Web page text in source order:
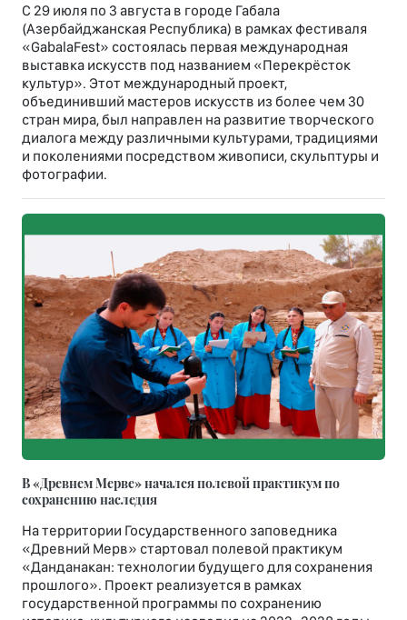
С 29 июля по 3 августа в городе Габала
(Азербайджанская Республика) в рамках фестиваля
«GabalaFest» состоялась первая международная
выставка искусств под названием «Перекрёсток
культур». Этот международный проект,
объединивший мастеров искусств из более чем 30
стран мира, был направлен на развитие творческого
диалога между различными культурами, традициями
и поколениями посредством живописи, скульптуры и
фотографии.
В «Древнем Мерве» начался полевой практикум по
сохранению наследия
На территории Государственного заповедника
«Древний Мерв» стартовал полевой практикум
«Данданакан: технологии будущего для сохранения
прошлого». Проект реализуется в рамках
государственной программы по сохранению